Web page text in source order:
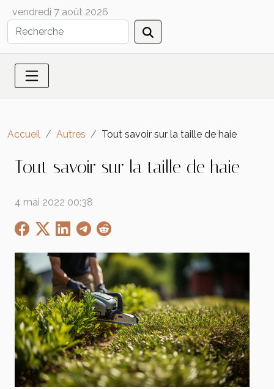
vendredi 7 août 2026
Accueil Autres Tout savoir sur la taille de haie
Tout savoir sur la taille de haie
4 mai 2022 00:38